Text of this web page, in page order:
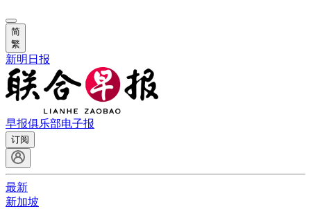
简
繁
新明日报
早报俱乐部电子报
订阅
最新
新加坡